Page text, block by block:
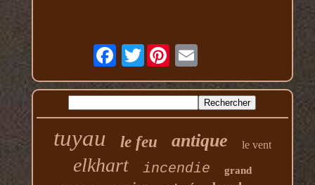
Twitter
tuyau le feu antique le vent
elkhart incendie grand